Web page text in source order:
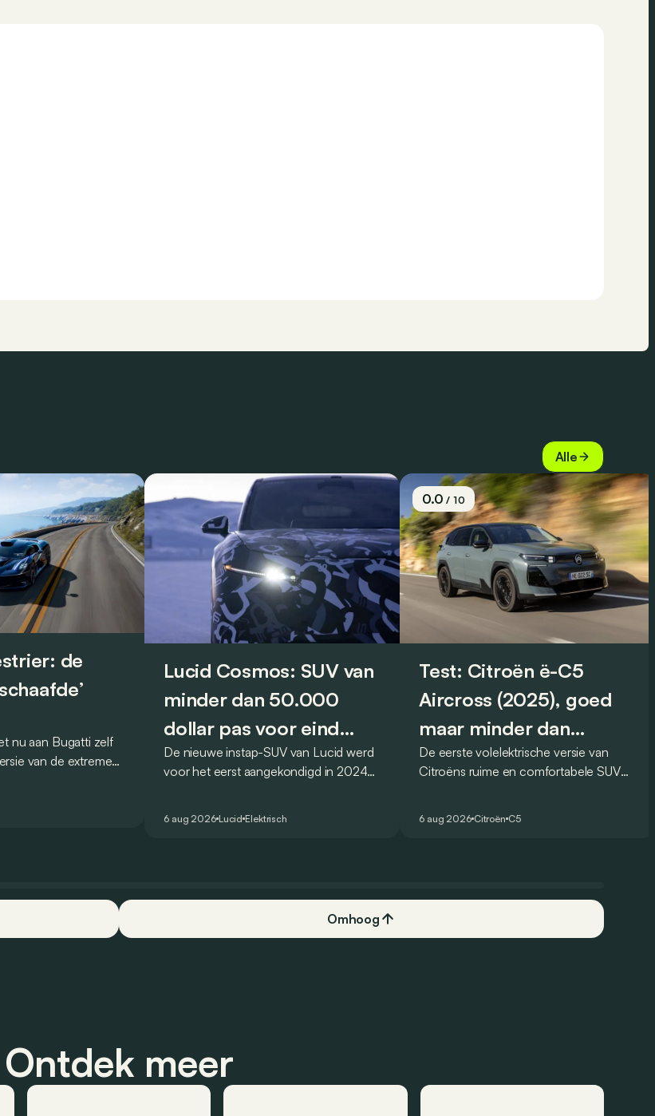
Alle
de
nu aan Bugatti zelf
van de extreme
Lucid Cosmos: SUV van
minder dan 50.000
dollar pas voor eind
2027
De nieuwe instap-SUV van Lucid werd
voor het eerst aangekondigd in 2024
constructeur vervoegen.
6 aug 2026 Lucid Elektrisch
0.0/ 10
Test: Citroën ë-C5
Aircross (2025), goed
maar minder dan
vroeger
De eerste volelektrische versie van
Citroëns ruime en comfortabele SUV
dat ook gelukt?
6 aug 2026 Citroën C5
Omhoog
Ontdek meer